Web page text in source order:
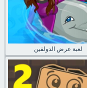
لعبة عرض الدولفين